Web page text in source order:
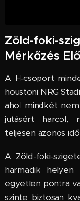
Zöld-foki-
Mérkőzés
A H-csoport
houstoni NRG
ahol mindkét
jutásért harcol,
teljesen azonos
A Zöld-foki-
harmadik
egyetlen pontra
szinte biztosan